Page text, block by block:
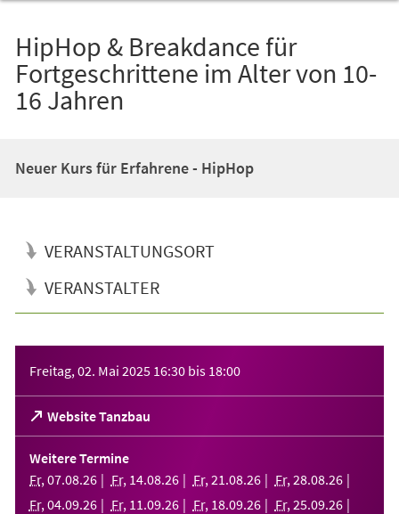
HipHop & Breakdance für
Fortgeschrittene im Alter von 10-
16 Jahren
Neuer Kurs für Erfahrene - HipHop
VERANSTALTUNGSORT
VERANSTALTER
Freitag, 02. Mai 2025 16:30 bis 18:00
Website Tanzbau
(Öffnet
in
einem
neuen
Tab)
Weitere Termine
Fr, 07.08.26 Fr, 14.08.26 Fr, 21 .08.26 Fr, 28.08.26
Fr, 04.09.26 Fr, 11 .09.26 Fr, 18.09.26 Fr, 25.09.26